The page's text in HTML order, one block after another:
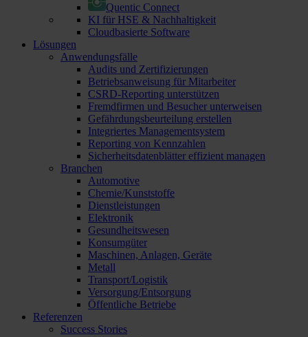
Quentic Connect
KI für HSE & Nachhaltigkeit
Cloudbasierte Software
Lösungen
Anwendungsfälle
Audits und Zertifizierungen
Betriebsanweisung für Mitarbeiter
CSRD-Reporting unterstützen
Fremdfirmen und Besucher unterweisen
Gefährdungsbeurteilung erstellen
Integriertes Managementsystem
Reporting von Kennzahlen
Sicherheitsdatenblätter effizient managen
Branchen
Automotive
Chemie/Kunststoffe
Dienstleistungen
Elektronik
Gesundheitswesen
Konsumgüter
Maschinen, Anlagen, Geräte
Metall
Transport/Logistik
Versorgung/Entsorgung
Öffentliche Betriebe
Referenzen
Success Stories